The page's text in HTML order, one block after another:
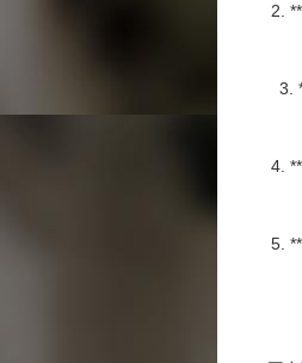
2.
3.
4.
5.